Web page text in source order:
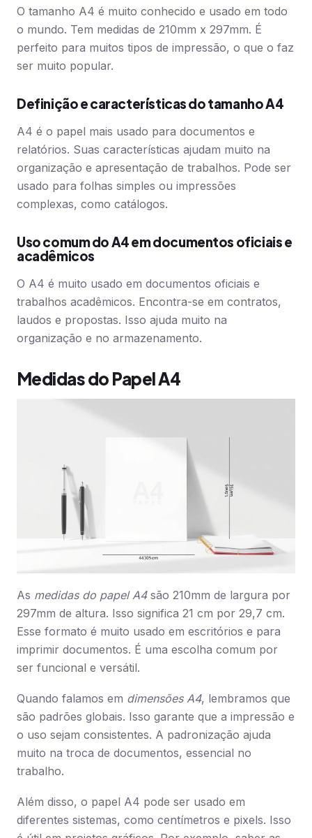
O tamanho A4 é muito conhecido e usado em todo
o mundo. Tem medidas de 210mm x 297mm. É
perfeito para muitos tipos de impressão, o que o faz
ser muito popular.
Definição e características do tamanho A4
A4 é o papel mais usado para documentos e
relatórios. Suas características ajudam muito na
organização e apresentação de trabalhos. Pode ser
usado para folhas simples ou impressões
complexas, como catálogos.
Uso comum do A4 em documentos oficiais e
acadêmicos
O A4 é muito usado em documentos oficiais e
trabalhos acadêmicos. Encontra-se em contratos,
laudos e propostas. Isso ajuda muito na
organização e no armazenamento.
Medidas do Papel A4
As medidas do papel A4são 210mm de largura por
297mm de altura. Isso significa 21 cm por 29,7 cm.
Esse formato é muito usado em escritórios e para
imprimir documentos. É uma escolha comum por
ser funcional e versátil.
Quando falamos em dimensões A4, lembramos que
são padrões globais. Isso garante que a impressão e
o uso sejam consistentes. A padronização ajuda
muito na troca de documentos, essencial no
trabalho.
Além disso, o papel A4 pode ser usado em
diferentes sistemas, como centímetros e pixels. Isso